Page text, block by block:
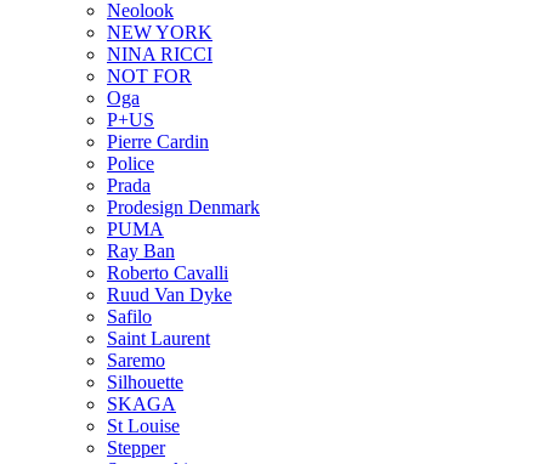
Neolook
NEW YORK
NINA RICCI
NOT FOR
Oga
P+US
Pierre Cardin
Police
Prada
Prodesign Denmark
PUMA
Ray Ban
Roberto Cavalli
Ruud Van Dyke
Safilo
Saint Laurent
Saremo
Silhouette
SKAGA
St Louise
Stepper